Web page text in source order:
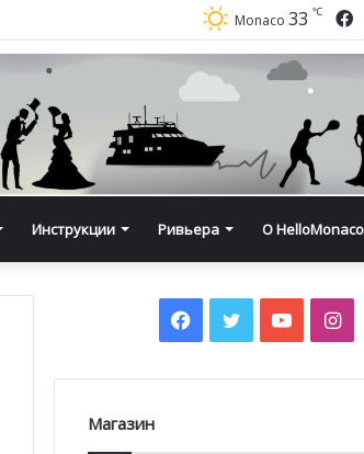
Monaco 33 ℃
Инструкции Ривьера О HelloMonaco
Facebook
TwitterYouTube
Магазин